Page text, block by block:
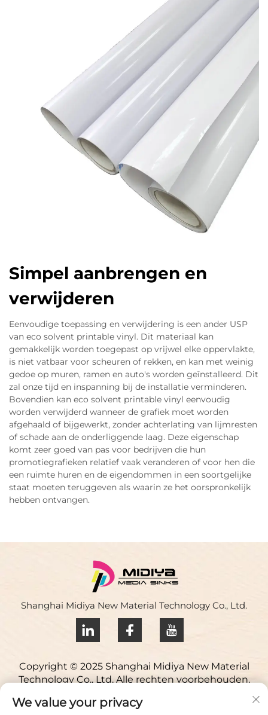
Simpel aanbrengen en
verwijderen
Eenvoudige toepassing en verwijdering is een ander USP
van eco solvent printable vinyl. Dit materiaal kan
gemakkelijk worden toegepast op vrijwel elke oppervlakte,
is niet vatbaar voor scheuren of rekken, en kan met weinig
gedoe op muren, ramen en auto's worden geïnstalleerd. Dit
zal onze tijd en inspanning bij de installatie verminderen.
Bovendien kan eco solvent printable vinyl eenvoudig
worden verwijderd wanneer de grafiek moet worden
afgehaald of bijgewerkt, zonder achterlating van lijmresten
of schade aan de onderliggende laag. Deze eigenschap
komt zeer goed van pas voor bedrijven die hun
promotiegrafieken relatief vaak veranderen of voor hen die
een ruimte huren en de eigendommen in een soortgelijke
staat moeten teruggeven als waarin ze het oorspronkelijk
hebben ontvangen.
Shanghai Midiya New Material Technology Co., Ltd.
Copyright © 2025 Shanghai Midiya New Material
Technology Co., Ltd. Alle rechten voorbehouden.
Privacybeleid
Neem contact op
We value your privacy